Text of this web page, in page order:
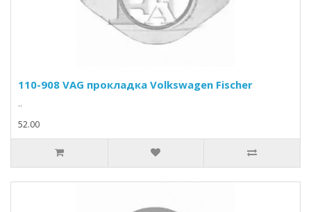
110-908 VAG прокладка Volkswagen Fischer
..
52.00